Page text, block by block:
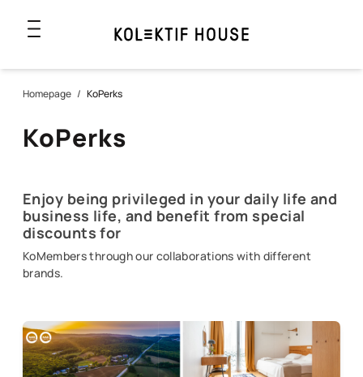
Homepage / KoPerks
KoPerks
Enjoy being privileged in your daily life and
business life, and benefit from special
discounts for
KoMembers through our collaborations with different
brands.